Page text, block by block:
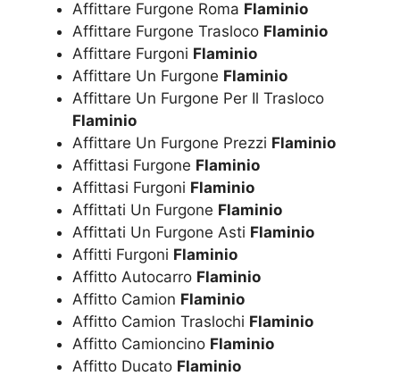
Affittare Furgone Roma Flaminio
Affittare Furgone Trasloco Flaminio
Affittare Furgoni Flaminio
Affittare Un Furgone Flaminio
Affittare Un Furgone Per Il Trasloco
Flaminio
Affittare Un Furgone Prezzi Flaminio
Affittasi Furgone Flaminio
Affittasi Furgoni Flaminio
Affittati Un Furgone Flaminio
Affittati Un Furgone Asti Flaminio
Affitti Furgoni Flaminio
Affitto Autocarro Flaminio
Affitto Camion Flaminio
Affitto Camion Traslochi Flaminio
Affitto Camioncino Flaminio
Affitto Ducato Flaminio